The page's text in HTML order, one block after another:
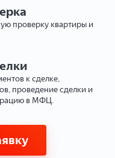
проверку квартиры и
к сделке,
проведение сделки и
в МФЦ.